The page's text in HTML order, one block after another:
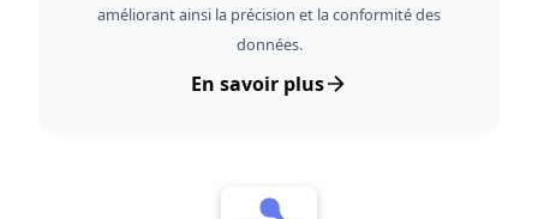
améliorant ainsi la précision et la conformité des
données.
En savoir plus